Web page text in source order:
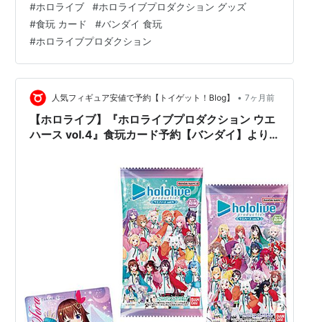
縦：約8.3cm x 横：約5.6cm。 【食玩】ホロライブ『ホ
ロライブプロダクション ウエハースvol.6』20個入り
BOXは、バンダイより2026年08月発売の予定です♪
【Amazon】ホロライブOCG『ブースターパック バウン
サーバウンド』【COVE…
#ホロライブ #ホロライブプロダクション グッズ
#食玩 カード #バンダイ 食玩
#ホロライブプロダクション
人気フィギュア安値で予約【トイゲット！Blog】 • 7ヶ月前
【ホロライブ】『ホロライブプロダクション ウエ
ハース vol.4』食玩カード予約【バンダイ】より